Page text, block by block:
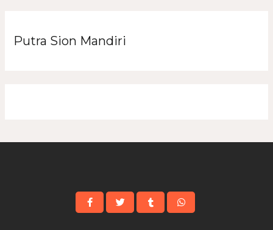
Putra Sion Mandiri